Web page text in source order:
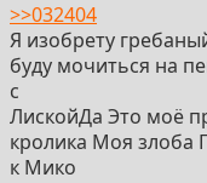
>>032404
Я изобрету
буду мочиться на
с
ЛискойДа Это моё
кролика Моя злоба
к Мико